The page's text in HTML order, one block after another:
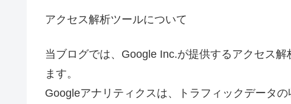
アクセス解析ツールについて
当ブログでは、Google Inc.が提供するアクセス
ます。
Googleアナリティクスは、トラフィックデータ